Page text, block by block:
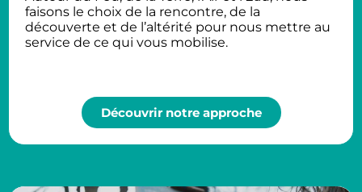
faisons le choix de la rencontre, de la
découverte et de l’altérité pour nous mettre au
service de ce qui vous mobilise.
Découvrir notre approche